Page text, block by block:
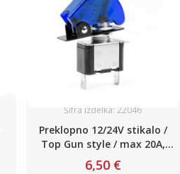
Šifra izdelka: 22046
Preklopno 12/24V stikalo /
Top Gun style / max 20A,
MODRO
6,50 €